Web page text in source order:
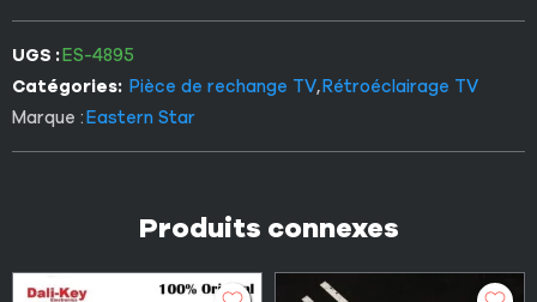
UGS :ES-4895
Catégories: Pièce de rechange TV,Rétroéclairage TV
Marque :Eastern Star
Produits connexes